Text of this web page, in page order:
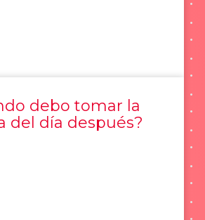
debo tomar la
del día después?